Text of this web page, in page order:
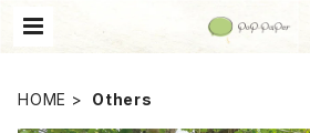
HOME Others